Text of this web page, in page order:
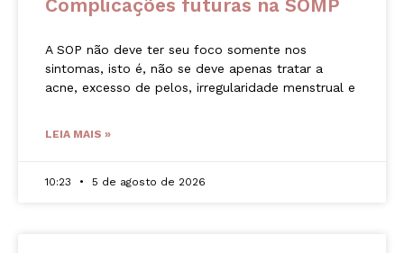
Complicações futuras na SOMP
A SOP não deve ter seu foco somente nos
sintomas, isto é, não se deve apenas tratar a
acne, excesso de pelos, irregularidade menstrual e
LEIA MAIS »
10:23 5 de agosto de 2026